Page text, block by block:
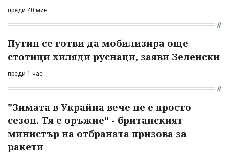
преди 40 мин
Путин се готви да мобилизира още
стотици хиляди руснаци, заяви Зеленски
преди 1 час
"Зимата в Украйна вече не е просто
сезон. Тя е оръжие" - британският
министър на отбраната призова за
ракети